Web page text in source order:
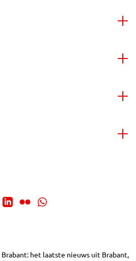
het laatste nieuws uit Brabant,